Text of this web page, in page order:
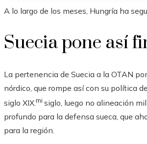
A lo largo de los meses, Hungría ha
Suecia pone así
La pertenencia de Suecia a la OTAN
nórdico, que rompe así con su política
siglo XIX.mi siglo, luego no alineación
profundo para la defensa sueca, que
para la región.